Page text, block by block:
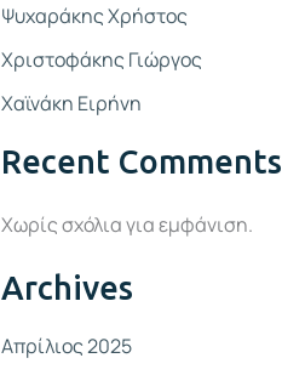
Ψυχαράκης Χρήστος
Χριστοφάκης Γιώργος
Χαϊνάκη Ειρήνη
Recent Comments
Χωρίς σχόλια για εμφάνιση.
Archives
Απρίλιος 2025